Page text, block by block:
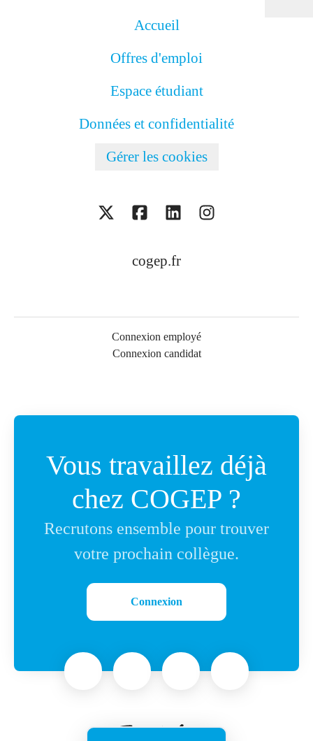
Accueil
Offres d'emploi
Espace étudiant
Données et confidentialité
Gérer les cookies
cogep.fr
Connexion employé
Connexion candidat
Vous travaillez déjà
chez COGEP ?
Recrutons ensemble pour trouver
votre prochain collègue.
Connexion